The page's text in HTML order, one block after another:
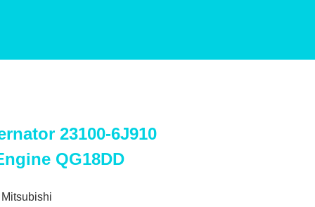
23100-6J910
QG18DD
Mitsubishi